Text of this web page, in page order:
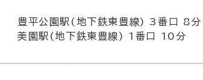
豊平公園駅(地下鉄東豊線) 3番口 8分
美園駅(地下鉄東豊線) 1番口 10分